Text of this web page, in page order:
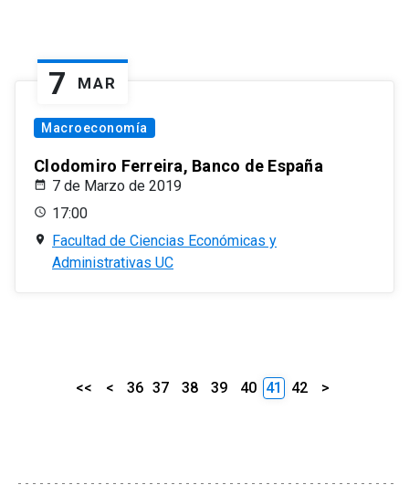
7 MAR
Macroeconomía
Clodomiro Ferreira, Banco de España
7 de Marzo de 2019
17:00
Facultad de Ciencias Económicas y
Administrativas UC
<< < 36 37 38 39 40 41 42 >